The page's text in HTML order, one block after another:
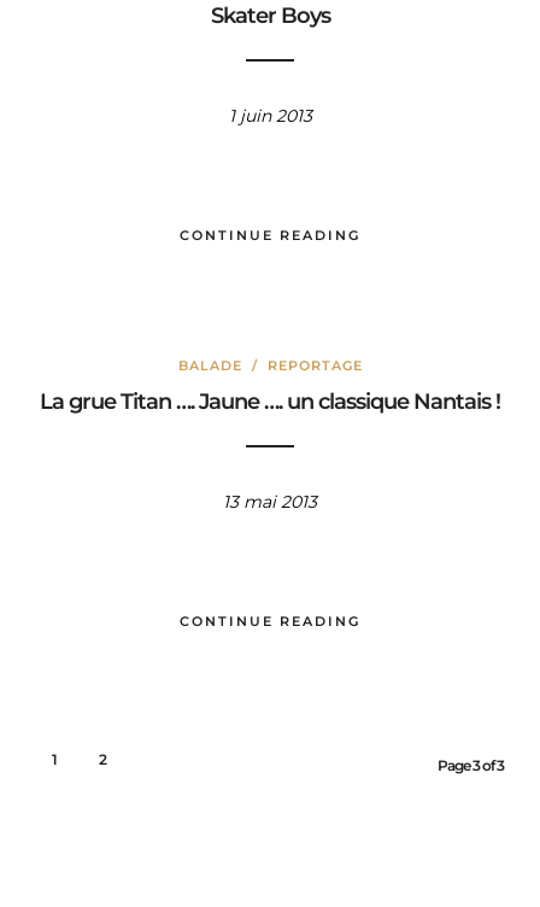
Skater Boys
1 juin 2013
CONTINUE READING
BALADE / REPORTAGE
La grue Titan …. Jaune …. un classique Nantais !
13 mai 2013
CONTINUE READING
1 2 Page 3 of 3